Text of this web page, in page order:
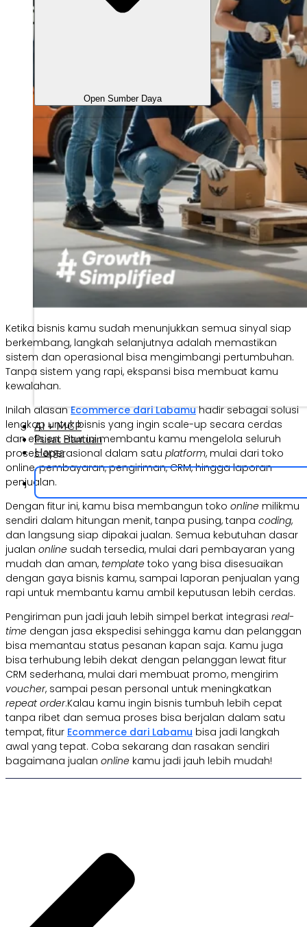
Open Sumber Daya
AI + MCP
Pusat Bantuan
Harga
Ketika bisnis kamu sudah menunjukkan semua sinyal siap
berkembang, langkah selanjutnya adalah memastikan
sistem dan operasional bisa mengimbangi pertumbuhan.
Tanpa sistem yang rapi, ekspansi bisa membuat kamu
kewalahan.
Inilah alasanEcommerce dari Labamuhadir sebagai solusi
lengkap untuk bisnis yang ingin scale-up secara cerdas
dan efisien. Fitur ini membantu kamu mengelola seluruh
proses operasional dalam satu platform, mulai dari toko
online, pembayaran, pengiriman, CRM, hingga laporan
penjualan.
Dengan fitur ini, kamu bisa membangun toko online milikmu
sendiri dalam hitungan menit, tanpa pusing, tanpa coding,
dan langsung siap dipakai jualan. Semua kebutuhan dasar
jualan online sudah tersedia, mulai dari pembayaran yang
mudah dan aman, template toko yang bisa disesuaikan
dengan gaya bisnis kamu, sampai laporan penjualan yang
rapi untuk membantu kamu ambil keputusan lebih cerdas.
Pengiriman pun jadi jauh lebih simpel berkat integrasi real-
time dengan jasa ekspedisi sehingga kamu dan pelanggan
bisa memantau status pesanan kapan saja. Kamu juga
bisa terhubung lebih dekat dengan pelanggan lewat fitur
CRM sederhana, mulai dari membuat promo, mengirim
voucher, sampai pesan personal untuk meningkatkan
repeat order.Kalau kamu ingin bisnis tumbuh lebih cepat
tanpa ribet dan semua proses bisa berjalan dalam satu
tempat, fitur Ecommerce dari Labamu bisa jadi langkah
awal yang tepat. Coba sekarang dan rasakan sendiri
bagaimana jualan online kamu jadi jauh lebih mudah!